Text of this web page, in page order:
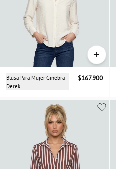
+
Blusa Para Mujer Ginebra
Derek
$167.900